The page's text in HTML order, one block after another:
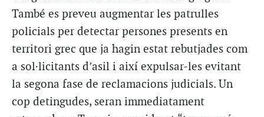
També es preveu augmentar les patrulles
policials per detectar persones presents en
territori grec que ja hagin estat rebutjades com
a sol·licitants d’asil i així expulsar-les evitant
la segona fase de reclamacions judicials. Un
cop detingudes, seran immediatament